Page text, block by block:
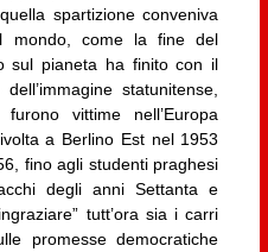
spartizione conveniva
mondo, come la fine del
sul pianeta ha finito con il
statunitense,
vittime nell’Europa
a Berlino Est nel 1953
fino agli studenti praghesi
degli anni Settanta e
tutt’ora sia i carri
promesse democratiche